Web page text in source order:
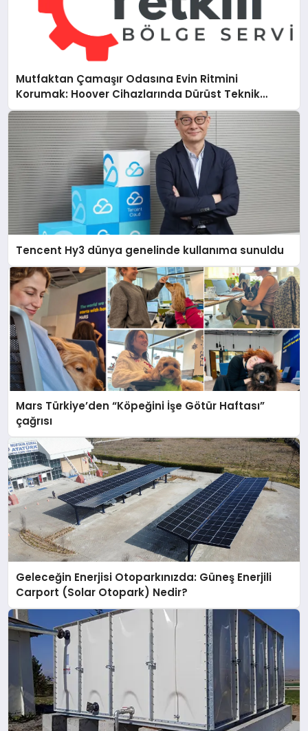
Mutfaktan Çamaşır Odasına Evin Ritmini
Korumak: Hoover Cihazlarında Dürüst Teknik
Destek Deneyimi
Tencent Hy3 dünya genelinde kullanıma sunuldu
Mars Türkiye’den “Köpeğini İşe Götür Haftası”
çağrısı
Geleceğin Enerjisi Otoparkınızda: Güneş Enerjili
Carport (Solar Otopark) Nedir?